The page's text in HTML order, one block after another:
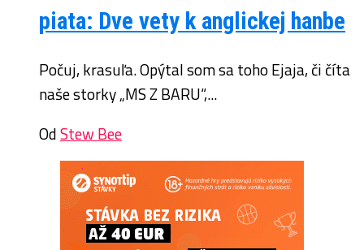
piata: Dve vety k anglickej hanbe
Počuj, krasuľa. Opýtal som sa toho Ejaja, či číta
naše storky „MS Z BARU“,...
OdStew Bee